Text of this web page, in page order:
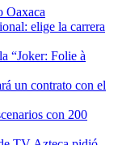
Oaxaca
elige la carrera
“Joker: Folie à
un contrato con el
con 200